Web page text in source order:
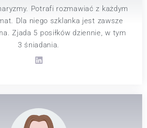
Potrafi rozmawiać z każdym
Dla niego szklanka jest zawsze
Zjada 5 posiłków dziennie, w tym
3 śniadania.